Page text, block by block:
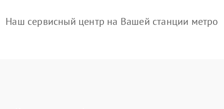
Наш сервисный центр на Вашей станции метро